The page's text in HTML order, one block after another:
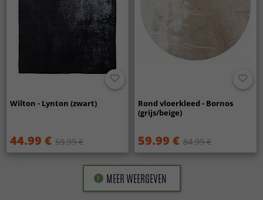
Wilton - Lynton (zwart)
44.99 € 59.99 €
Rond vloerkleed - Bornos
(grijs/beige)
59.99 € 84.99 €
MEER WEERGEVEN